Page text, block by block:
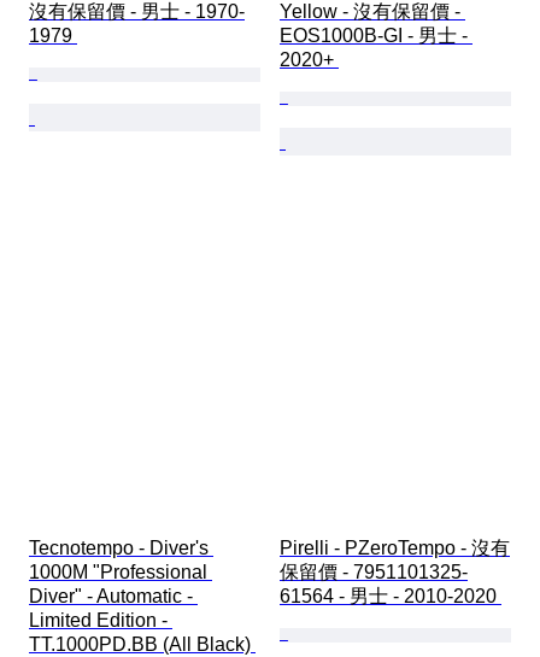
沒有保留價 - 男士 - 1970-
1979
Yellow - 沒有保留價 -
EOS1000B-GI - 男士 -
2020+
Tecnotempo - Diver's
1000M "Professional
Diver" - Automatic -
Limited Edition -
TT.1000PD.BB (All Black)
Pirelli - PZeroTempo - 沒有
保留價 - 7951101325-
61564 - 男士 - 2010-2020